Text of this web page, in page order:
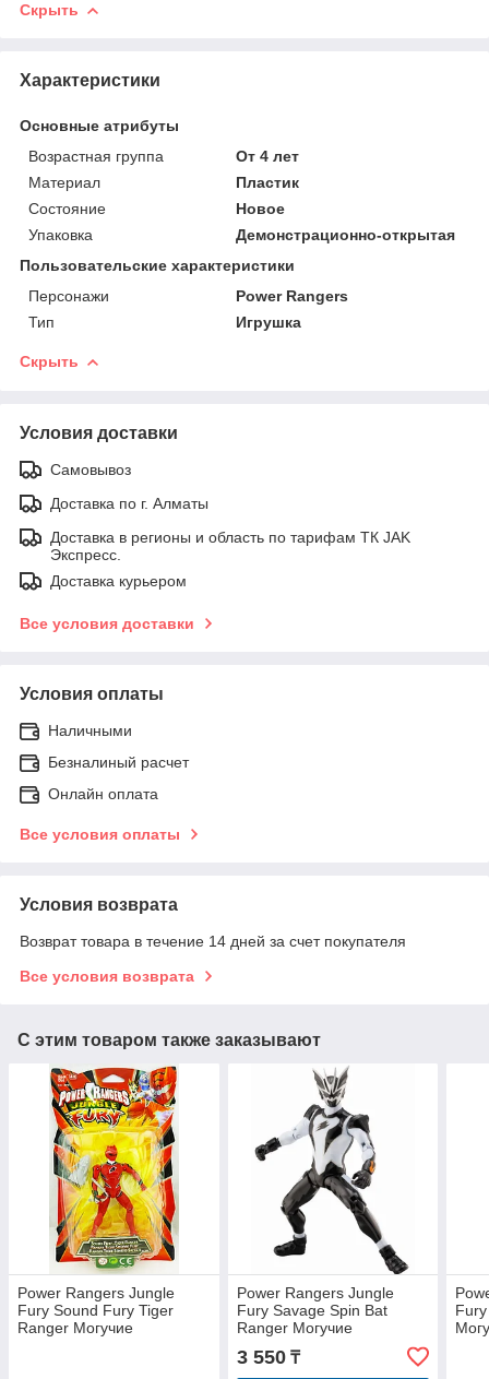
Скрыть
Характеристики
Основные атрибуты
Возрастная группа
От 4 лет
Материал
Пластик
Состояние
Новое
Упаковка
Демонстрационно-открытая
Пользовательские характеристики
Персонажи
Power Rangers
Тип
Игрушка
Скрыть
Условия доставки
Самовывоз
Доставка по г. Алматы
Доставка в регионы и область по тарифам ТК JAK
Экспресс.
Доставка курьером
Все условия доставки
Условия оплаты
Наличными
Безналиный расчет
Онлайн оплата
Все условия оплаты
Условия возврата
Возврат товара в течение 14 дней за счет покупателя
Все условия возврата
С этим товаром также заказывают
Power Rangers Jungle
Fury Sound Fury Tiger
Ranger Могучие
Power Rangers Jungle
Fury Savage Spin Bat
Ranger Могучие
3 550₸